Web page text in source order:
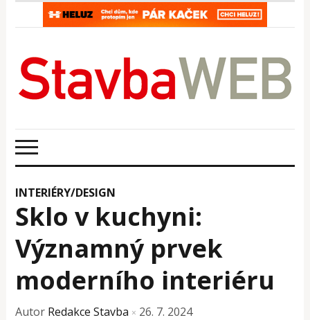
INTERIÉRY/DESIGN
Sklo v kuchyni:
Významný prvek
moderního interiéru
Autor Redakce Stavba × 26. 7. 2024